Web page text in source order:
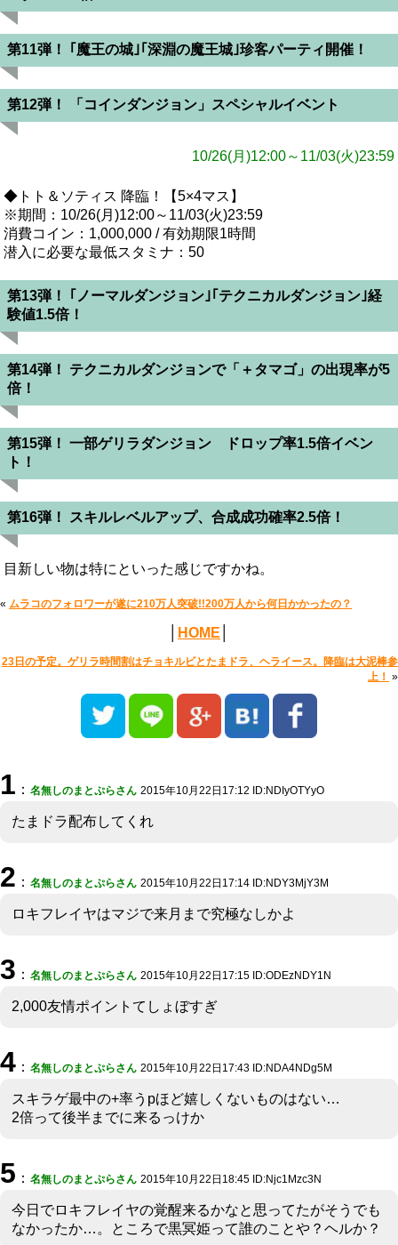
第11弾！ ｢魔王の城｣｢深淵の魔王城｣珍客パーティ開催！
第12弾！ 「コインダンジョン」スペシャルイベント
10/26(月)12:00～11/03(火)23:59
◆トト＆ソティス 降臨！【5×4マス】
※期間：10/26(月)12:00～11/03(火)23:59
消費コイン：1,000,000 / 有効期限1時間
潜入に必要な最低スタミナ：50
第13弾！ ｢ノーマルダンジョン｣｢テクニカルダンジョン｣経
験値1.5倍！
第14弾！ テクニカルダンジョンで「＋タマゴ」の出現率が5
倍！
第15弾！ 一部ゲリラダンジョン ドロップ率1.5倍イベン
ト！
第16弾！ スキルレベルアップ、合成成功確率2.5倍！
目新しい物は特にといった感じですかね。
« ムラコのフォロワーが遂に210万人突破!!200万人から何日かかったの？
HOME
23日の予定。ゲリラ時間割はチョキルビとたまドラ、ヘライース。降臨は大泥棒参
上！ »
1 ： 名無しのまとぷらさん 2015年10月22日17:12 ID:NDIyOTYyO
たまドラ配布してくれ
2 ： 名無しのまとぷらさん 2015年10月22日17:14 ID:NDY3MjY3M
ロキフレイヤはマジで来月まで究極なしかよ
3 ： 名無しのまとぷらさん 2015年10月22日17:15 ID:ODEzNDY1N
2,000友情ポイントてしょぼすぎ
4 ： 名無しのまとぷらさん 2015年10月22日17:43 ID:NDA4NDg5M
スキラゲ最中の+率うpほど嬉しくないものはない…
2倍って後半までに来るっけか
5 ： 名無しのまとぷらさん 2015年10月22日18:45 ID:Njc1Mzc3N
今日でロキフレイヤの覚醒来るかなと思ってたがそうでも
なかったか…。ところで黒冥姫って誰のことや？ヘルか？